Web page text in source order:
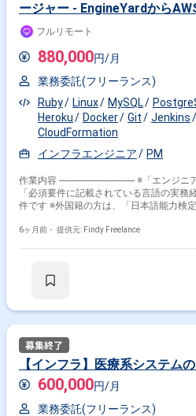
ージャー - EngineYardから
クトフルリモート
880,000円/月
業務委託(フリーランス)
Ruby
Linux MySQL
Heroku
Docker Git Jenkins
CloudFormation
インフラエンジニア
PM
作業内容 -------------------------------- ※「エンジ
「必須要件に記載されている言語の実務
件です ※外国籍の方は、「日本語能力検
稼働が前提となります。 ※すでにFindy
策定・チーム合意形成 - インフラ構築
6ヶ月前・ 提供元: Findy Freelance
【インフラ】医療系システム
600,000円/月
業務委託(フリーランス)